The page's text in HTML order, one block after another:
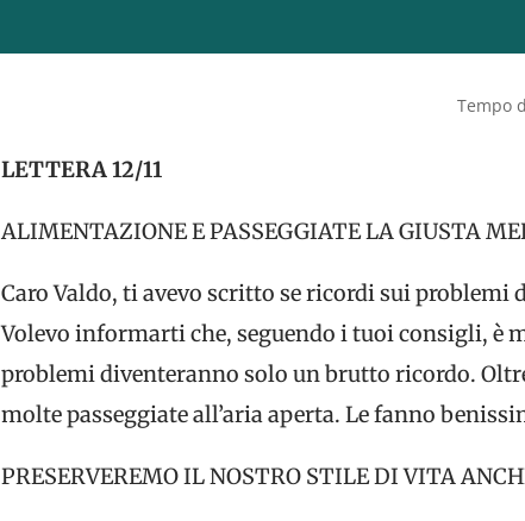
LETTERA 12/11
ALIMENTAZIONE E PASSEGGIATE LA GIUSTA
Caro Valdo, ti avevo scritto se ricordi sui problemi
Volevo informarti che, seguendo i tuoi consigli, è
problemi diventeranno solo un brutto ricordo.
molte passeggiate all’aria aperta. Le fanno
PRESERVEREMO IL NOSTRO STILE DI VITA